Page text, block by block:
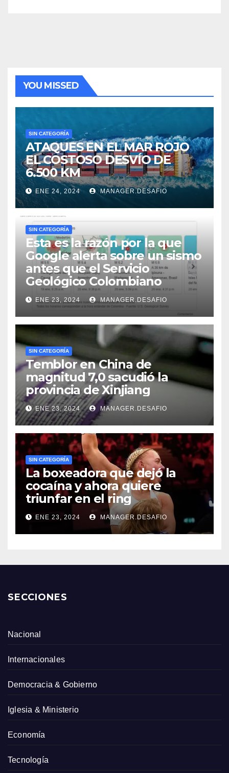
YOU MISSED
SIN CATEGORÍA
ATAQUES EN EL MAR ROJO
EL COSTOSO DESVÍO DE
6.500 KM
ENE 24, 2024 MANAGER.DESAFIO
SIN CATEGORÍA
Esta es la razón por la que
Google alerta sobre un sismo
antes que el Servicio
Geológico Colombiano
ENE 23, 2024 MANAGER.DESAFIO
SIN CATEGORÍA
Temblor en China de
magnitud 7,0 sacudió la
provincia de Xinjiang
ENE 23, 2024 MANAGER.DESAFIO
SIN CATEGORÍA
La boxeadora que dejó la
cocaína y ahora quiere
triunfar en el ring​
ENE 23, 2024 MANAGER.DESAFIO
SECCIONES
Nacional
Internacionales
Democracia & Gobierno
Iglesia & Ministerio
Economía
Tecnología